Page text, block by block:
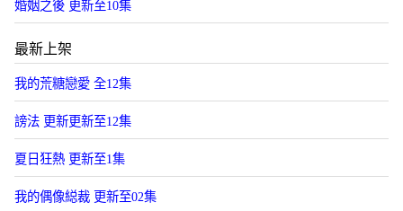
婚姻之後 更新至10集
最新上架
我的荒糖戀愛 全12集
謗法 更新更新至12集
夏日狂熱 更新至1集
我的偶像縂裁 更新至02集